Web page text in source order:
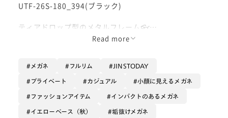
UTF-26S-180_394(ブラック)
ティアドロップ型のメタルフレーム👓
かけるだけで旬顔になれます😌❕
入れやすいです！
小顔効果もバッチリ🙆
素材はβチタンを使用しているので、軽く、耐久性に優
れています◎
Read more
メガネ フルリム JINSTODAY
プライベート カジュアル 小顔に見えるメガネ
ファッションアイテム インパクトのあるメガネ
イエローベース（秋） 垢抜けメガネ